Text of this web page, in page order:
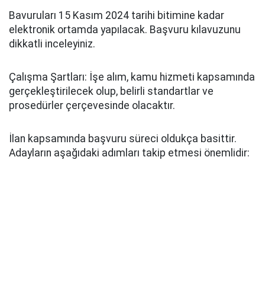
Bavuruları 15 Kasım 2024 tarihi bitimine kadar
elektronik ortamda yapılacak. Başvuru kılavuzunu
dikkatli inceleyiniz.
Çalışma Şartları: İşe alım, kamu hizmeti kapsamında
gerçekleştirilecek olup, belirli standartlar ve
prosedürler çerçevesinde olacaktır.
İlan kapsamında başvuru süreci oldukça basittir.
Adayların aşağıdaki adımları takip etmesi önemlidir: